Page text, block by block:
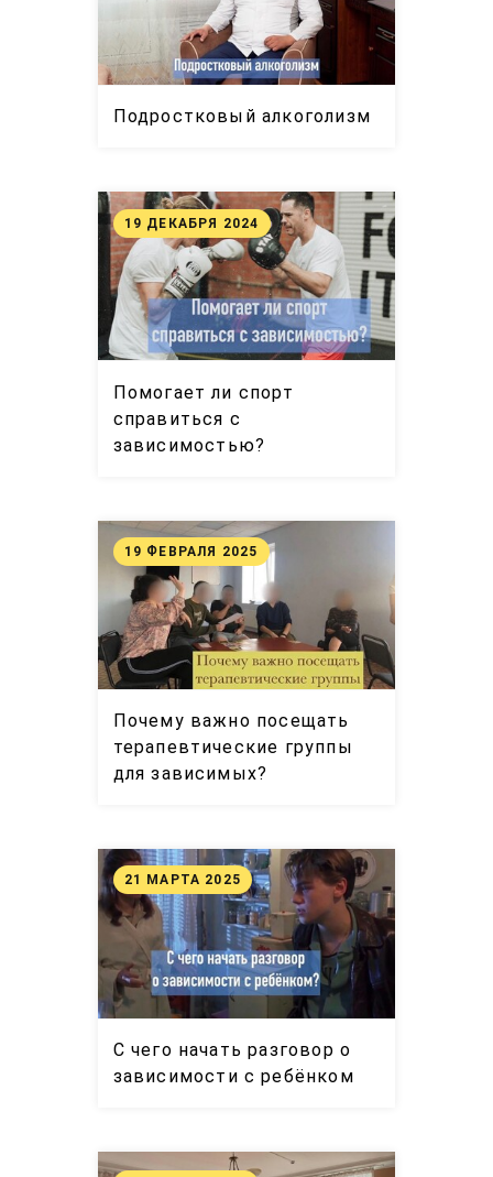
Подростковый алкоголизм
Помогает ли спорт
справиться с
зависимостью?
19 ДЕКАБРЯ 2024
Почему важно посещать
терапевтические группы
для зависимых?
19 ФЕВРАЛЯ 2025
С чего начать разговор о
зависимости с ребёнком
21 МАРТА 2025